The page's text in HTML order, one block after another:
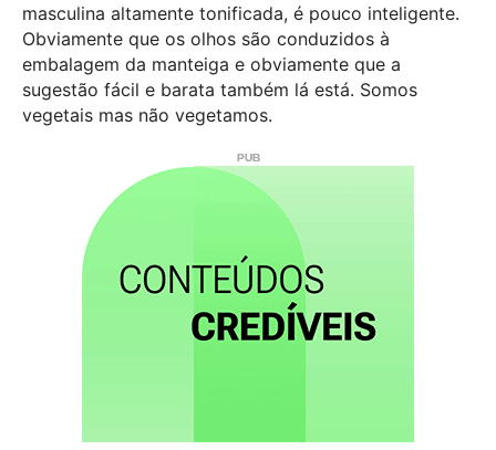
masculina altamente tonificada, é pouco inteligente.
Obviamente que os olhos são conduzidos à
embalagem da manteiga e obviamente que a
sugestão fácil e barata também lá está. Somos
vegetais mas não vegetamos.